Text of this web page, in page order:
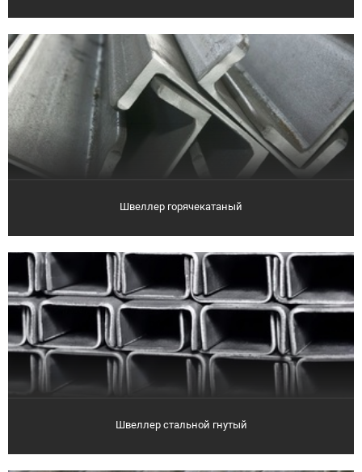
Швеллер горячекатаный
Швеллер стальной гнутый